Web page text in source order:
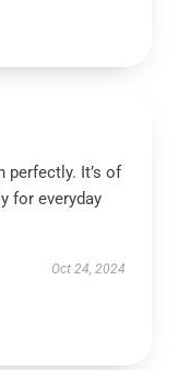
It’s of
for everyday
Oct 24, 2024